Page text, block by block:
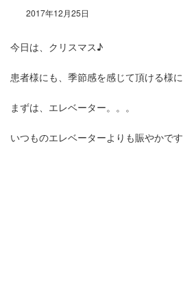
2017年12月25日
今日は、クリスマス♪
患者様にも、季節感を感じて頂ける様
まずは、エレベーター。。。
いつものエレベーターよりも賑やかです